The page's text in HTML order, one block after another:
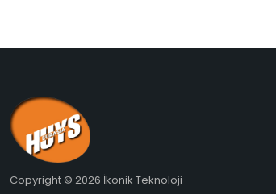
Copyright © 2026 İkonik Teknoloji